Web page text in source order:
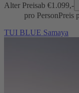
Alter Preisab €1.099,-
pro PersonPreis
TUI BLUE Samaya